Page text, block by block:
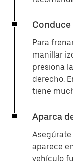
Conduce
Para
manillar
presiona
derecho.
tiene
Aparca
Asegúrate
aparece
vehículo